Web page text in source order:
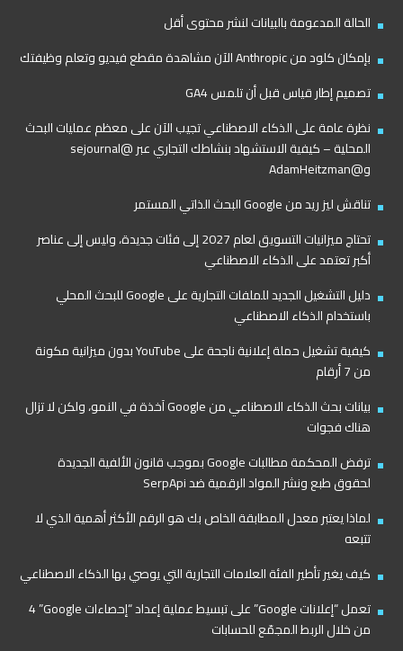
الحالة المدعومة بالبيانات لنشر محتوى أقل
بإمكان كلود من Anthropic الآن مشاهدة مقطع فيديو وتعلم وظيفتك
تصميم إطار قياس قبل أن تلمس GA4
نظرة عامة على الذكاء الاصطناعي تجيب الآن على معظم عمليات البحث
المحلية – كيفية الاستشهاد بنشاطك التجاري عبر @sejournal
و@AdamHeitzman
تناقش ليز ريد من Google البحث الذاتي المستمر
تحتاج ميزانيات التسويق لعام 2027 إلى فئات جديدة، وليس إلى عناصر
أكبر تعتمد على الذكاء الاصطناعي
دليل التشغيل الجديد للملفات التجارية على Google للبحث المحلي
باستخدام الذكاء الاصطناعي
كيفية تشغيل حملة إعلانية ناجحة على YouTube بدون ميزانية مكونة
من 7 أرقام
بيانات بحث الذكاء الاصطناعي من Google آخذة في النمو، ولكن لا تزال
هناك فجوات
ترفض المحكمة مطالبات Google بموجب قانون الألفية الجديدة
لحقوق طبع ونشر المواد الرقمية ضد SerpApi
لماذا يعتبر معدل المطابقة الخاص بك هو الرقم الأكثر أهمية الذي لا
تتبعه
كيف يغير تأطير الفئة العلامات التجارية التي يوصي بها الذكاء الاصطناعي
تعمل “إعلانات Google” على تبسيط عملية إعداد “إحصاءات Google”‏ 4
من خلال الربط المجمّع للحسابات